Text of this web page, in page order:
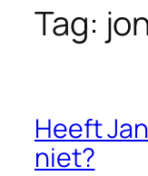
Tag:
Heeft
niet?